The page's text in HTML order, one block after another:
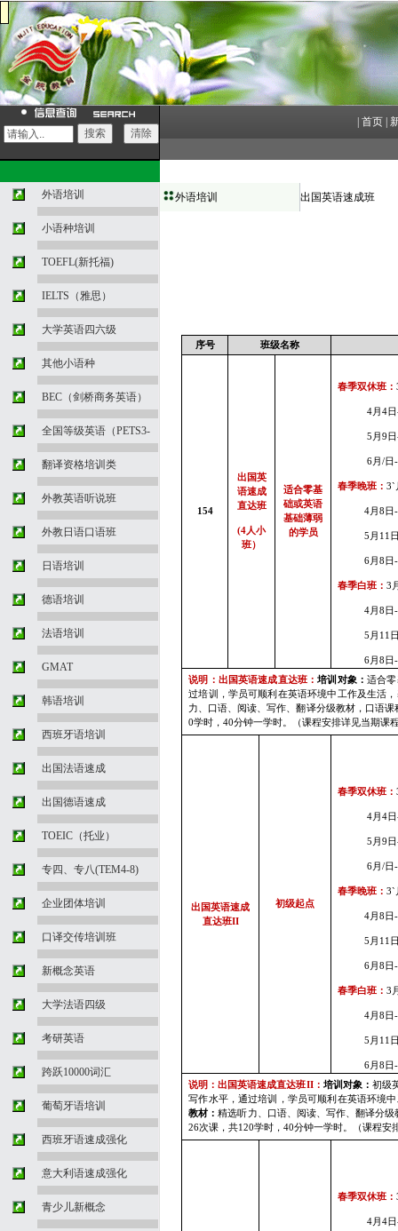
首页
外语培训
小语种培训
TOEFL(新托福)
IELTS（雅思）
大学英语四六级
其他小语种
BEC（剑桥商务英语）
全国等级英语（PETS3-
翻译资格培训类
外教英语听说班
外教日语口语班
日语培训
德语培训
法语培训
GMAT
韩语培训
西班牙语培训
出国法语速成
出国德语速成
TOEIC（托业）
专四、专八(TEM4-8)
企业团体培训
口译交传培训班
新概念英语
大学法语四级
考研英语
跨跃10000词汇
葡萄牙语培训
西班牙语速成强化
意大利语速成强化
青少儿新概念
外语培训 出国英语速成班
序号 班级名称
154
出国英
语速成
直达班
(4人小
班）
适合零基
础或英语
基础薄弱
的学员
春季双休班：
4月4日
5 月9 日
6月/日
春季晚班：3`
4月8 日-
5 月11
6月8 日-
春季白班：3
4月8 日-
5 月11
6月8 日-
说明：出国英语速成直达班：培训对象：适合
过培训，学员可顺利在英语环境中工作及生活
力、口语、阅读、写作、翻译分级教材，口语课
0学时，40分钟一学时。（课程安排详见当期课
出国英语速成
直达班II
初级起点
春季双休班：
4月4日
5 月9 日
6月/日
春季晚班：3`
4月8 日-
5 月11
6月8 日-
春季白班：3
4月8 日-
5 月11
6月8 日-
说明：出国英语速成直达班II： 培训对象： 初级
写作水平，通过培训，学员可顺利在英语环境
教材：精选听力、口语、阅读、写作、翻译分
26次课，共120学时，40分钟一学时。（课程安
春季双休班：
4月4日